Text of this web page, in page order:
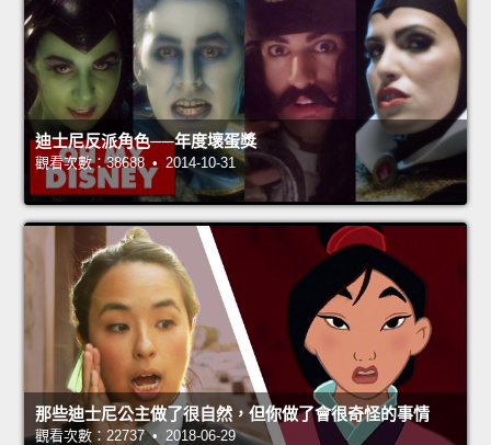
迪士尼反派角色──年度壞蛋獎
觀看次數：38688 • 2014-10-31
那些迪士尼公主做了很自然，但你做了會很奇怪的事情
觀看次數：22737 • 2018-06-29